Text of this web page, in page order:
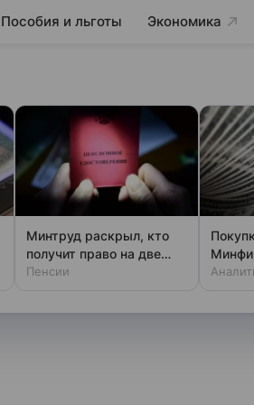
Пособия и льготы Экономика
Минтруд раскрыл, кто
получит право на две
пенсии
Пенсии